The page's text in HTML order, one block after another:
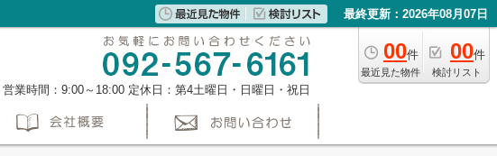
最終更新：2026年08月07日
00件
最近見た物件
00件
検討リスト
営業時間：9:00～18:00 定休日：第4土曜日・日曜日・祝日